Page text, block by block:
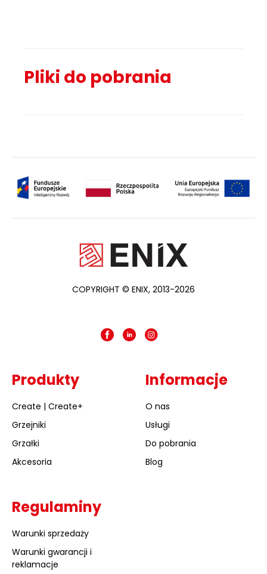
Pliki do pobrania
COPYRIGHT © ENIX, 2013-2026
Produkty
Create | Create+
Grzejniki
Grzałki
Akcesoria
Informacje
O nas
Usługi
Do pobrania
Blog
Regulaminy
Warunki sprzedaży
Warunki gwarancji i
reklamacje